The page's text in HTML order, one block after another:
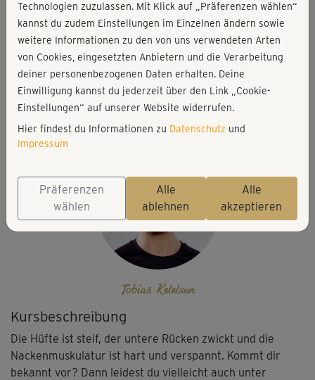
Kursbeschreibung
Die Hüfte ist steif, der untere Rücken zwickt und die
Nackenmuskulatur ist hart und verspannt. Kommt dir
bekannt vor? Dann leidest du vielleicht auch unter
Workout-Facts
leicht
41 Min
184 kcal
Tobias Ketelsen
Matte, Fitnessband
Tobias Ketelsen
Technologien zuzulassen. Mit Klick auf „Präferenzen wählen“
kannst du zudem Einstellungen im Einzelnen ändern sowie
weitere Informationen zu den von uns verwendeten Arten
von Cookies, eingesetzten Anbietern und die Verarbeitung
deiner personenbezogenen Daten erhalten. Deine
Einwilligung kannst du jederzeit über den Link „Cookie-
Einstellungen“ auf unserer Website widerrufen.
Hier findest du Informationen zu Datenschutz und
Impressum
Präferenzen
wählen
Alle
ablehnen
Alle
akzeptieren